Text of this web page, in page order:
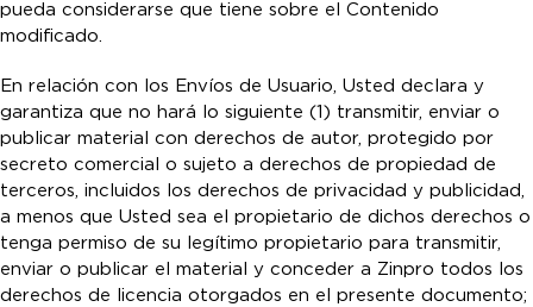
pueda considerarse que tiene sobre el Contenido
modificado.
En relación con los Envíos de Usuario, Usted declara y
garantiza que no hará lo siguiente (1) transmitir, enviar o
publicar material con derechos de autor, protegido por
secreto comercial o sujeto a derechos de propiedad de
terceros, incluidos los derechos de privacidad y publicidad,
a menos que Usted sea el propietario de dichos derechos o
tenga permiso de su legítimo propietario para transmitir,
enviar o publicar el material y conceder a Zinpro todos los
derechos de licencia otorgados en el presente documento;